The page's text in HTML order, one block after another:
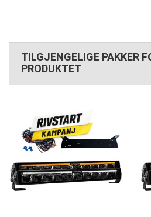
TILGJENGELIGE PAKKER
PRODUKTET